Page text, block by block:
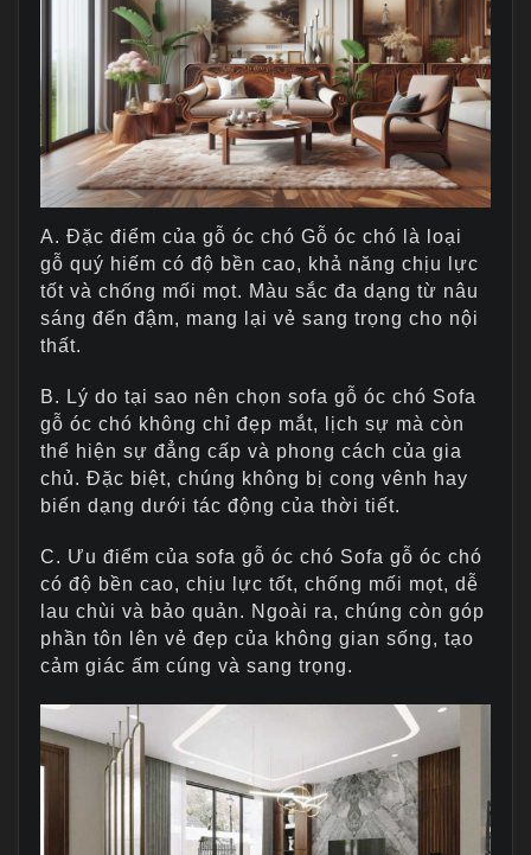
A. Đặc điểm của gỗ óc chó Gỗ óc chó là loại
gỗ quý hiếm có độ bền cao, khả năng chịu lực
tốt và chống mối mọt. Màu sắc đa dạng từ nâu
sáng đến đậm, mang lại vẻ sang trọng cho nội
thất.
B. Lý do tại sao nên chọn sofa gỗ óc chó Sofa
gỗ óc chó không chỉ đẹp mắt, lịch sự mà còn
thể hiện sự đẳng cấp và phong cách của gia
chủ. Đặc biệt, chúng không bị cong vênh hay
biến dạng dưới tác động của thời tiết.
C. Ưu điểm của sofa gỗ óc chó Sofa gỗ óc chó
có độ bền cao, chịu lực tốt, chống mối mọt, dễ
lau chùi và bảo quản. Ngoài ra, chúng còn góp
phần tôn lên vẻ đẹp của không gian sống, tạo
cảm giác ấm cúng và sang trọng.